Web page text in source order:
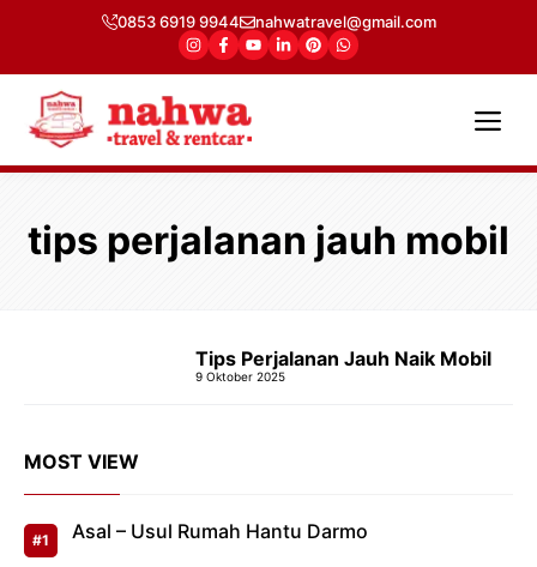
isi
0853 6919 9944 nahwatravel@gmail.com
tips perjalanan jauh mobil
Tips Perjalanan Jauh Naik Mobil
9 Oktober 2025
MOST VIEW
Asal – Usul Rumah Hantu Darmo